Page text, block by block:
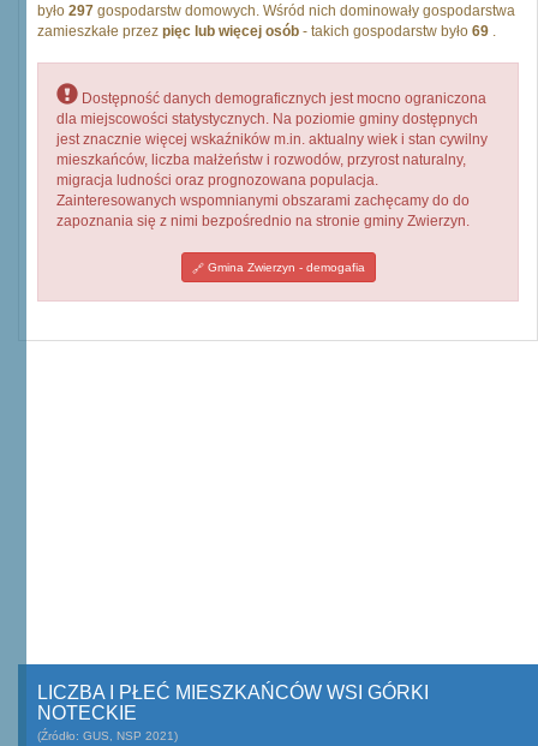
było 297 gospodarstw domowych. Wśród nich dominowały gospodarstwa
zamieszkałe przez pięc lub więcej osób - takich gospodarstw było 69 .
Dostępność danych demograficznych jest mocno ograniczona
dla miejscowości statystycznych. Na poziomie gminy dostępnych
jest znacznie więcej wskaźników m.in. aktualny wiek i stan cywilny
mieszkańców, liczba małżeństw i rozwodów, przyrost naturalny,
migracja ludności oraz prognozowana populacja.
Zainteresowanych wspomnianymi obszarami zachęcamy do do
zapoznania się z nimi bezpośrednio na stronie gminy Zwierzyn.
Gmina Zwierzyn - demogafia
LICZBA I PŁEĆ MIESZKAŃCÓW WSI GÓRKI
NOTECKIE
(Źródło: GUS, NSP 2021)